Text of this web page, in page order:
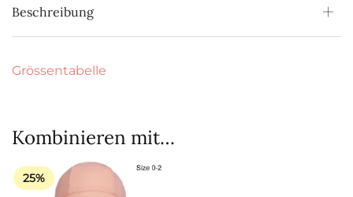
Beschreibung
Grössentabelle
Kombinieren mit…
25%